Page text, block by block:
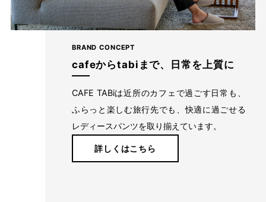
経験を積み重ねた人にしか分からない“本物のスタンダー
ド”があるとすればそれはこんな形なのかもしれません。忙
BRAND CONCEPT
cafeからtabiまで、日常を上質に
CAFE TABiは近所のカフェで過ごす日常も、
ふらっと楽しむ旅行先でも、快適に過ごせる
レディースパンツを取り揃えています。
詳しくはこちら